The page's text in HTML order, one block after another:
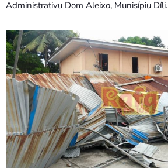
Administrativu Dom Aleixo, Munisípiu Díli.